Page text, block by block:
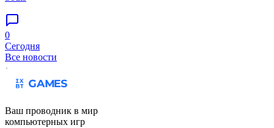
0
Сегодня
Все новости
Ваш проводник в мир
компьютерных игр